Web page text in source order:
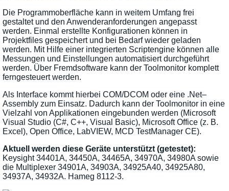
Die Programmoberfläche kann in weitem Umfang frei
gestaltet und den Anwenderanforderungen angepasst
werden. Einmal erstellte Konfigurationen können in
Projektfiles gespeichert und bei Bedarf wieder geladen
werden. Mit Hilfe einer integrierten Scriptengine können alle
Messungen und Einstellungen automatisiert durchgeführt
werden. Über Fremdsoftware kann der Toolmonitor komplett
ferngesteuert werden.
Als Interface kommt hierbei COM/DCOM oder eine .Net–
Assembly zum Einsatz. Dadurch kann der Toolmonitor in eine
Vielzahl von Applikationen eingebunden werden (Microsoft
Visual Studio (C#, C++, Visual Basic), Microsoft Office (z. B.
Excel), Open Office, LabVIEW, MCD TestManager CE).
Aktuell werden diese Geräte unterstützt (getestet):
Keysight 34401A, 34450A, 34465A, 34970A, 34980A sowie
die Multiplexer 34901A, 34903A, 34925A40, 34925A80,
34937A, 34932A. Hameg 8112-3.